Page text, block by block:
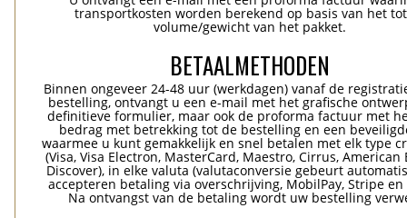
transportkosten worden berekend op basis van het
volume/gewicht van het pakket.
BETAALMETHODEN
Binnen ongeveer 24-48 uur (werkdagen) vanaf de
bestelling, ontvangt u een e-mail met het grafische
definitieve formulier, maar ook de proforma factuur met
bedrag met betrekking tot de bestelling en een
waarmee u kunt gemakkelijk en snel betalen met elk type
(Visa, Visa Electron, MasterCard, Maestro, Cirrus, American
Discover), in elke valuta (valutaconversie gebeurt
accepteren betaling via overschrijving, MobilPay, Stripe en
Na ontvangst van de betaling wordt uw bestelling